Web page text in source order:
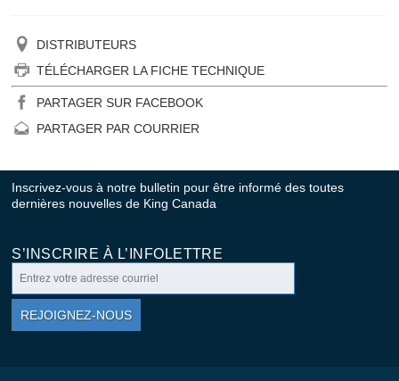
DISTRIBUTEURS
TÉLÉCHARGER LA FICHE TECHNIQUE
PARTAGER SUR FACEBOOK
PARTAGER PAR COURRIER
Inscrivez-vous à notre bulletin pour être informé des toutes
dernières nouvelles de King Canada
S’INSCRIRE À L’INFOLETTRE
REJOIGNEZ-NOUS